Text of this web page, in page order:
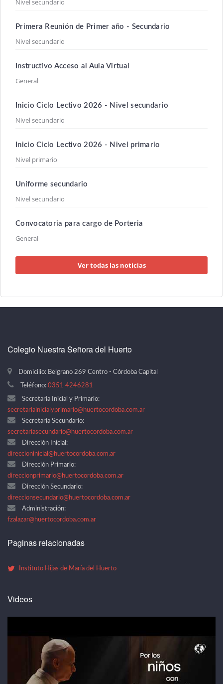
Nivel secundario
Primera Reunión de Primer año - Secundario
Nivel secundario
Instructivo Acceso al Aula Virtual
General
Inicio Ciclo Lectivo 2026 - Nivel secundario
Nivel secundario
Inicio Ciclo Lectivo 2026 - Nivel primario
Nivel primario
Uniforme secundario
Nivel secundario
Convocatoria para cargo de Porteria
General
Ver todas las noticias
Colegio Nuestra Señora del Huerto
Domicilio: Belgrano 269 Centro - Córdoba Capital
Teléfono: 0351 4246281
Secretaria Inicial y Primario:
secretariainicialyprimario@huertocordoba.com.ar
Secretaria Secundario:
secretariasecundario@huertocordoba.com.ar
Dirección Inicial:
direccioninicial@huertocordoba.com.ar
Dirección Primario:
direccionprimario@huertocordoba.com.ar
Dirección Secundario:
direccionsecundario@huertocordoba.com.ar
Administración:
fzalazar@huertocordoba.com.ar
Paginas relacionadas
Instituto Hijas de María del Huerto
Videos